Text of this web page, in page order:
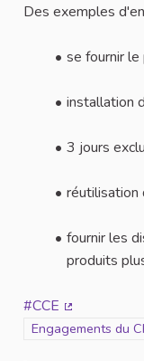
Des exemples
se fournir
installation
3 jours
réutilisation
fournir les
produits
#CCE
(Lien
Filtrer les résultats
Engagements du